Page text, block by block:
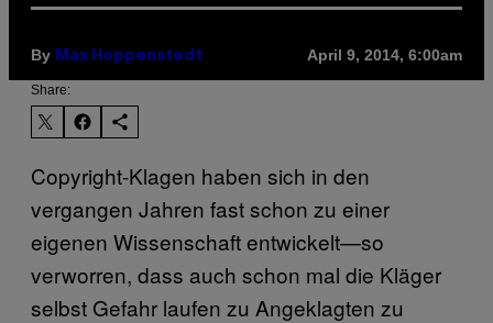
By Max Hoppenstedt April 9, 2014, 6:00am
Share:
Copyright-Klagen haben sich in den
vergangen Jahren fast schon zu einer
eigenen Wissenschaft entwickelt—so
verworren, dass auch schon mal die Kläger
selbst Gefahr laufen zu Angeklagten zu